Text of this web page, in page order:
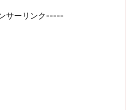
サーリンク-----